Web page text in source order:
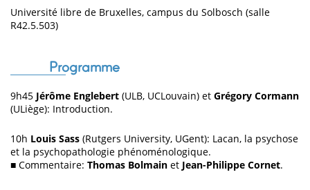
Université libre de Bruxelles, campus du Solbosch (salle
R42.5.503)
Programme
9h45 Jérôme Englebert (ULB, UCLouvain) et Grégory Cormann
(ULiège): Introduction.
10h Louis Sass (Rutgers University, UGent): Lacan, la psychose
et la psychopathologie phénoménologique.
■ Commentaire: Thomas Bolmain et Jean-Philippe Cornet.